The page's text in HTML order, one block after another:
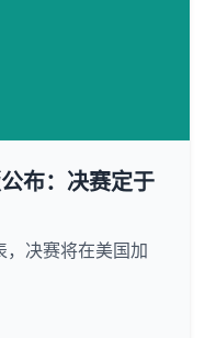
布：决赛定于
，决赛将在美国加